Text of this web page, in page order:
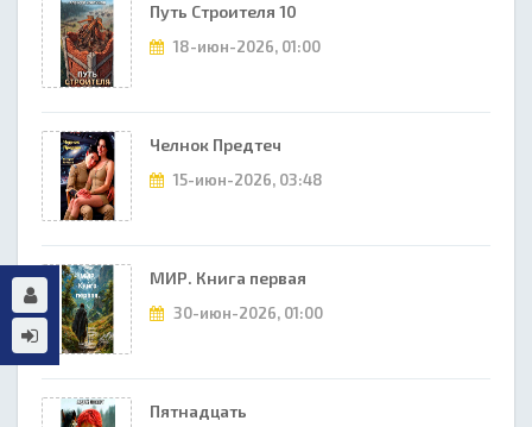
Путь Строителя 10
18-июн-2026, 01:00
Челнок Предтеч
15-июн-2026, 03:48
МИР. Книга первая
30-июн-2026, 01:00
Пятнадцать